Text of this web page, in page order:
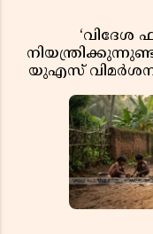
‘വിദേശ
യുഎസ്